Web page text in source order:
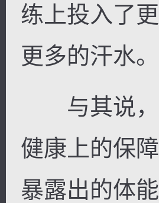
练上投入了
更多的汗水。
与其说，
健康上的保
暴露出的体